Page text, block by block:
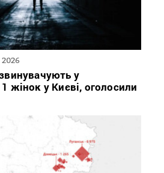
у
жінок у Києві, оголосили